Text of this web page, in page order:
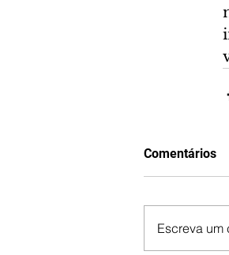
Comentários
Escreva um